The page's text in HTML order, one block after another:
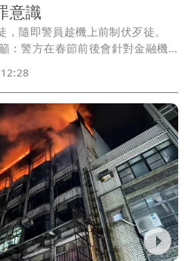
意識
隨即警員趁機上前制伏歹徒。
：警方在春節前後會針對金融機